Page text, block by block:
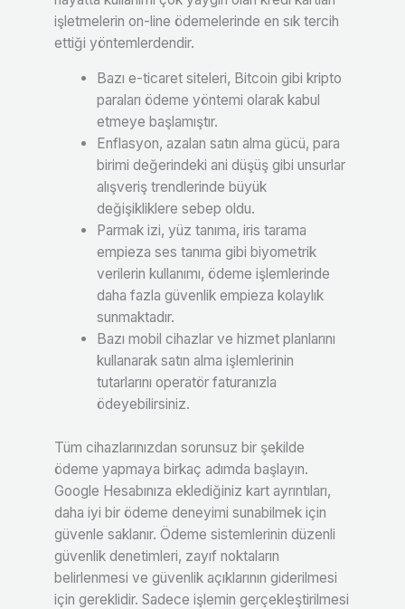
işletmelerin on-line ödemelerinde en sık tercih
ettiği yöntemlerdendir.
Bazı e-ticaret siteleri, Bitcoin gibi kripto
paraları ödeme yöntemi olarak kabul
etmeye başlamıştır.
Enflasyon, azalan satın alma gücü, para
birimi değerindeki ani düşüş gibi unsurlar
alışveriş trendlerinde büyük
değişikliklere sebep oldu.
Parmak izi, yüz tanıma, iris tarama
empieza ses tanıma gibi biyometrik
verilerin kullanımı, ödeme işlemlerinde
daha fazla güvenlik empieza kolaylık
sunmaktadır.
Bazı mobil cihazlar ve hizmet planlarını
kullanarak satın alma işlemlerinin
tutarlarını operatör faturanızla
ödeyebilirsiniz.
Tüm cihazlarınızdan sorunsuz bir şekilde
ödeme yapmaya birkaç adımda başlayın.
Google Hesabınıza eklediğiniz kart ayrıntıları,
daha iyi bir ödeme deneyimi sunabilmek için
güvenle saklanır. Ödeme sistemlerinin düzenli
güvenlik denetimleri, zayıf noktaların
belirlenmesi ve güvenlik açıklarının giderilmesi
için gereklidir. Sadece işlemin gerçekleştirilmesi